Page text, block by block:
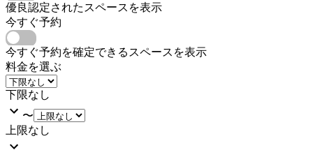
優良認定されたスペースを表示
今すぐ予約
今すぐ予約を確定できるスペースを表示
料金を選ぶ
下限なし
〜
上限なし